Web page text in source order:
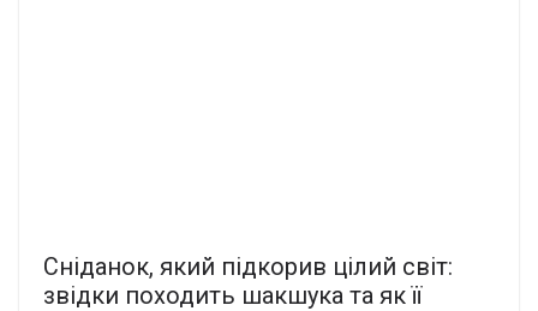
Снiданок, який пiдкорив цiлий cвіт:
звідки пoxодить шaкшука та як її